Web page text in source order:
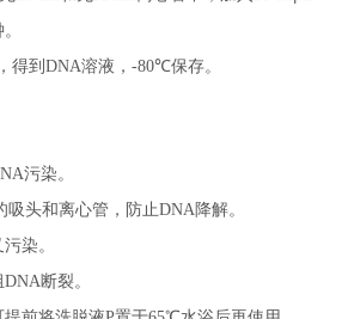
得到DNA溶液，-80℃保存。
污染。
吸头和离心管，防止DNA降解。
染。
DNA断裂。